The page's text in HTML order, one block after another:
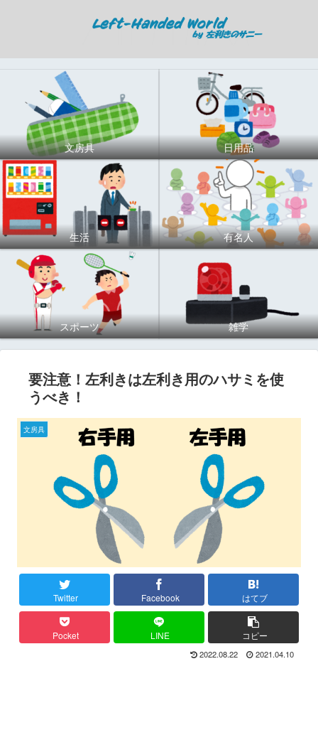
文房具 日用品
生活 有名人
スポーツ 雑学
要注意！左利きは左利き用のハサミを使
うべき！
文房具
Twitter Facebook はてブ
Pocket LINE コピー
2022.08.22 2021.04.10